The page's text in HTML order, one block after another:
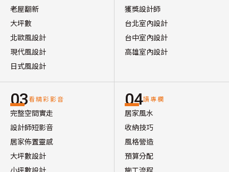
老屋翻新
大坪數
北歐風設計
現代風設計
日式風設計
獲獎設計師
台北室內設計
台中室內設計
高雄室內設計
03看精彩影音
完整空間實走
設計師短影音
居家佈置靈感
大坪數設計
小坪數設計
04讀專欄
居家風水
收納技巧
風格營造
預算分配
施工流程